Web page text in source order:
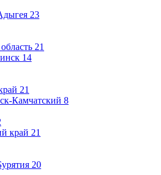
23
21
14
21
Камчатский 8
край 21
20